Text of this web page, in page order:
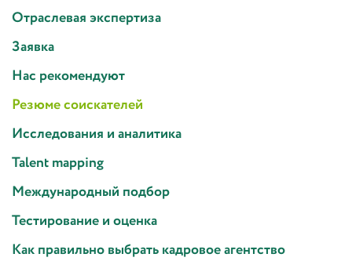
Отраслевая экспертиза
Заявка
Нас рекомендуют
Резюме соискателей
Исследования и аналитика
Talent mapping
Международный подбор
Тестирование и оценка
Как правильно выбрать кадровое агентство